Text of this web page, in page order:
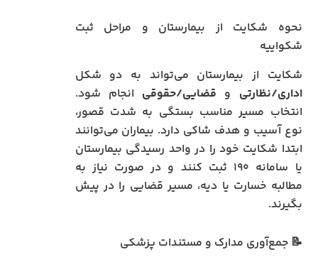
نحوه شکایت از بیمارستان و مراحل ثبت
شکواییه
شکایت از بیمارستان می‌تواند به دو شکل
اداری/نظارتی و قضایی/حقوقی انجام شود.
انتخاب مسیر مناسب بستگی به شدت قصور،
نوع آسیب و هدف شاکی دارد. بیماران می‌توانند
ابتدا شکایت خود را در واحد رسیدگی بیمارستان
یا سامانه ۱۹۰ ثبت کنند و در صورت نیاز به
مطالبه خسارت یا دیه، مسیر قضایی را در پیش
بگیرند.
📝 جمع‌آوری مدارک و مستندات پزشکی